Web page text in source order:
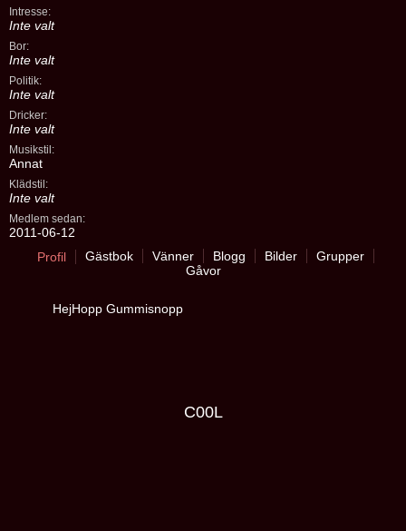
Intresse:
Inte valt
Bor:
Inte valt
Politik:
Inte valt
Dricker:
Inte valt
Musikstil:
Annat
Klädstil:
Inte valt
Medlem sedan:
2011-06-12
Profil
Gästbok Vänner Blogg Bilder
Grupper
Gåvor
HejHopp Gummisnopp
C00L